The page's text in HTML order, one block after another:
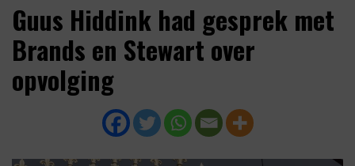
Guus Hiddink had gesprek met
Brands en Stewart over
opvolging